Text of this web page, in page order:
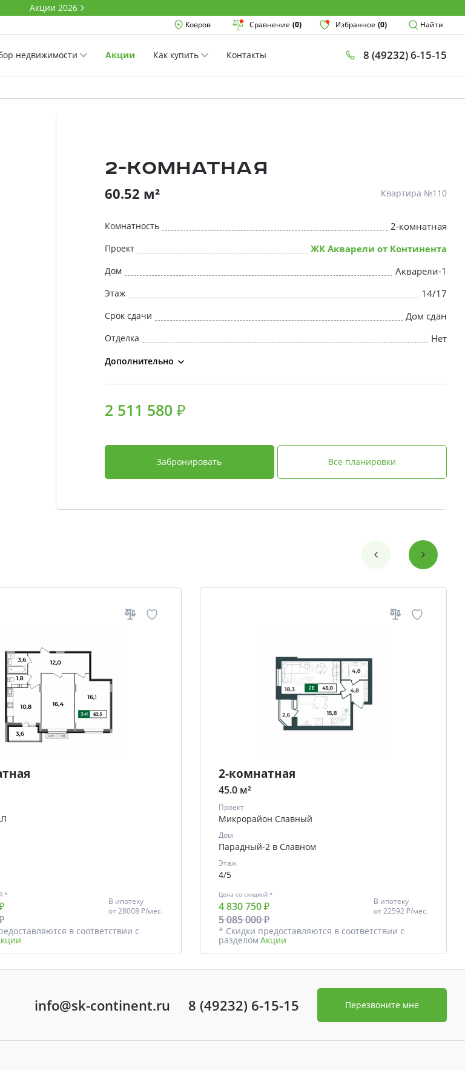
Акции 2026
Ковров Сравнение (0) Избранное (0) Найти
недвижимости Акции Как купить Контакты 8 (49232) 6-15-15
×
Поиск
2-комнатная
60.52 м² Квартира №110
Комнатность 2-комнатная
Проект ЖК Акварели от Континента
Дом Акварели-1
Этаж 14/17
Срок сдачи Дом сдан
Отделка Нет
Дополнительно
2 511 580 ₽
Забронировать Все планировки
* Скидки предоставляются в
*
В ипотеку
от28008 ₽/мес.
в соответствии с
2-комнатная
45.0 м²
Проект
Микрорайон Славный
Дом
Парадный-2 в Славном
Этаж
4/5
Цена со скидкой *
4 830 750 ₽
5 085 000 ₽
В ипотеку
от22592 ₽/мес.
* Скидки предоставляются в соответствии с
разделом Акции
info@sk-continent.ru 8 (49232) 6-15-15 Перезвоните мне